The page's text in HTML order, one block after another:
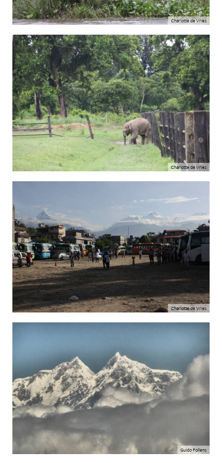
Charlotte de Vries
Charlotte de Vries
Charlotte de Vries
Guido Follens